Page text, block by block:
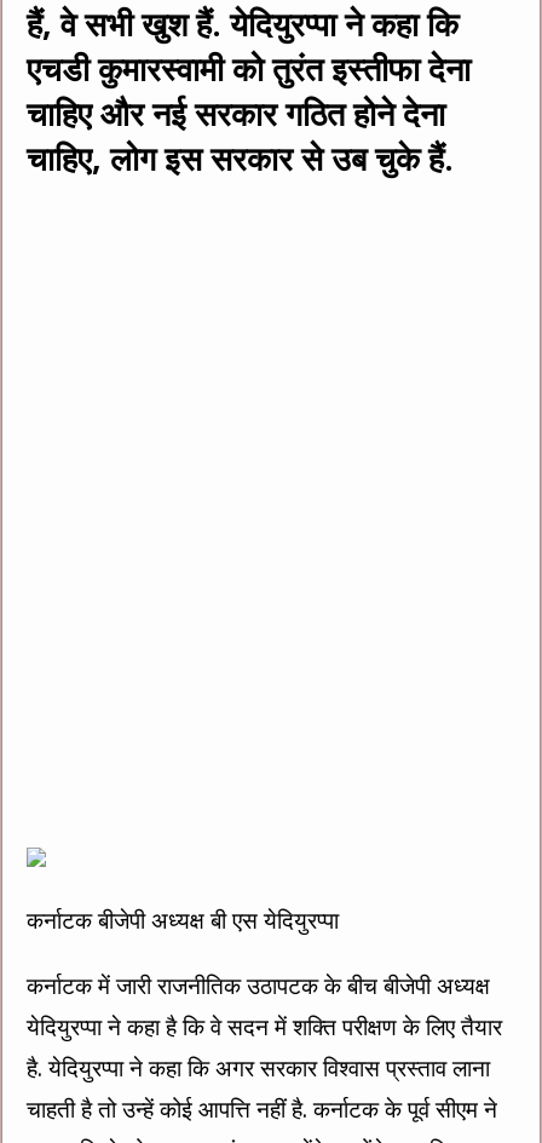
हैं, वे सभी खुश हैं. येदियुरप्पा ने कहा कि
एचडी कुमारस्वामी को तुरंत इस्तीफा देना
चाहिए और नई सरकार गठित होने देना
चाहिए, लोग इस सरकार से उब चुके हैं.
कर्नाटक बीजेपी अध्यक्ष बी एस येदियुरप्पा
कर्नाटक में जारी राजनीतिक उठापटक के बीच बीजेपी अध्यक्ष
येदियुरप्पा ने कहा है कि वे सदन में शक्ति परीक्षण के लिए तैयार
है. येदियुरप्पा ने कहा कि अगर सरकार विश्वास प्रस्ताव लाना
चाहती है तो उन्हें कोई आपत्ति नहीं है. कर्नाटक के पूर्व सीएम ने